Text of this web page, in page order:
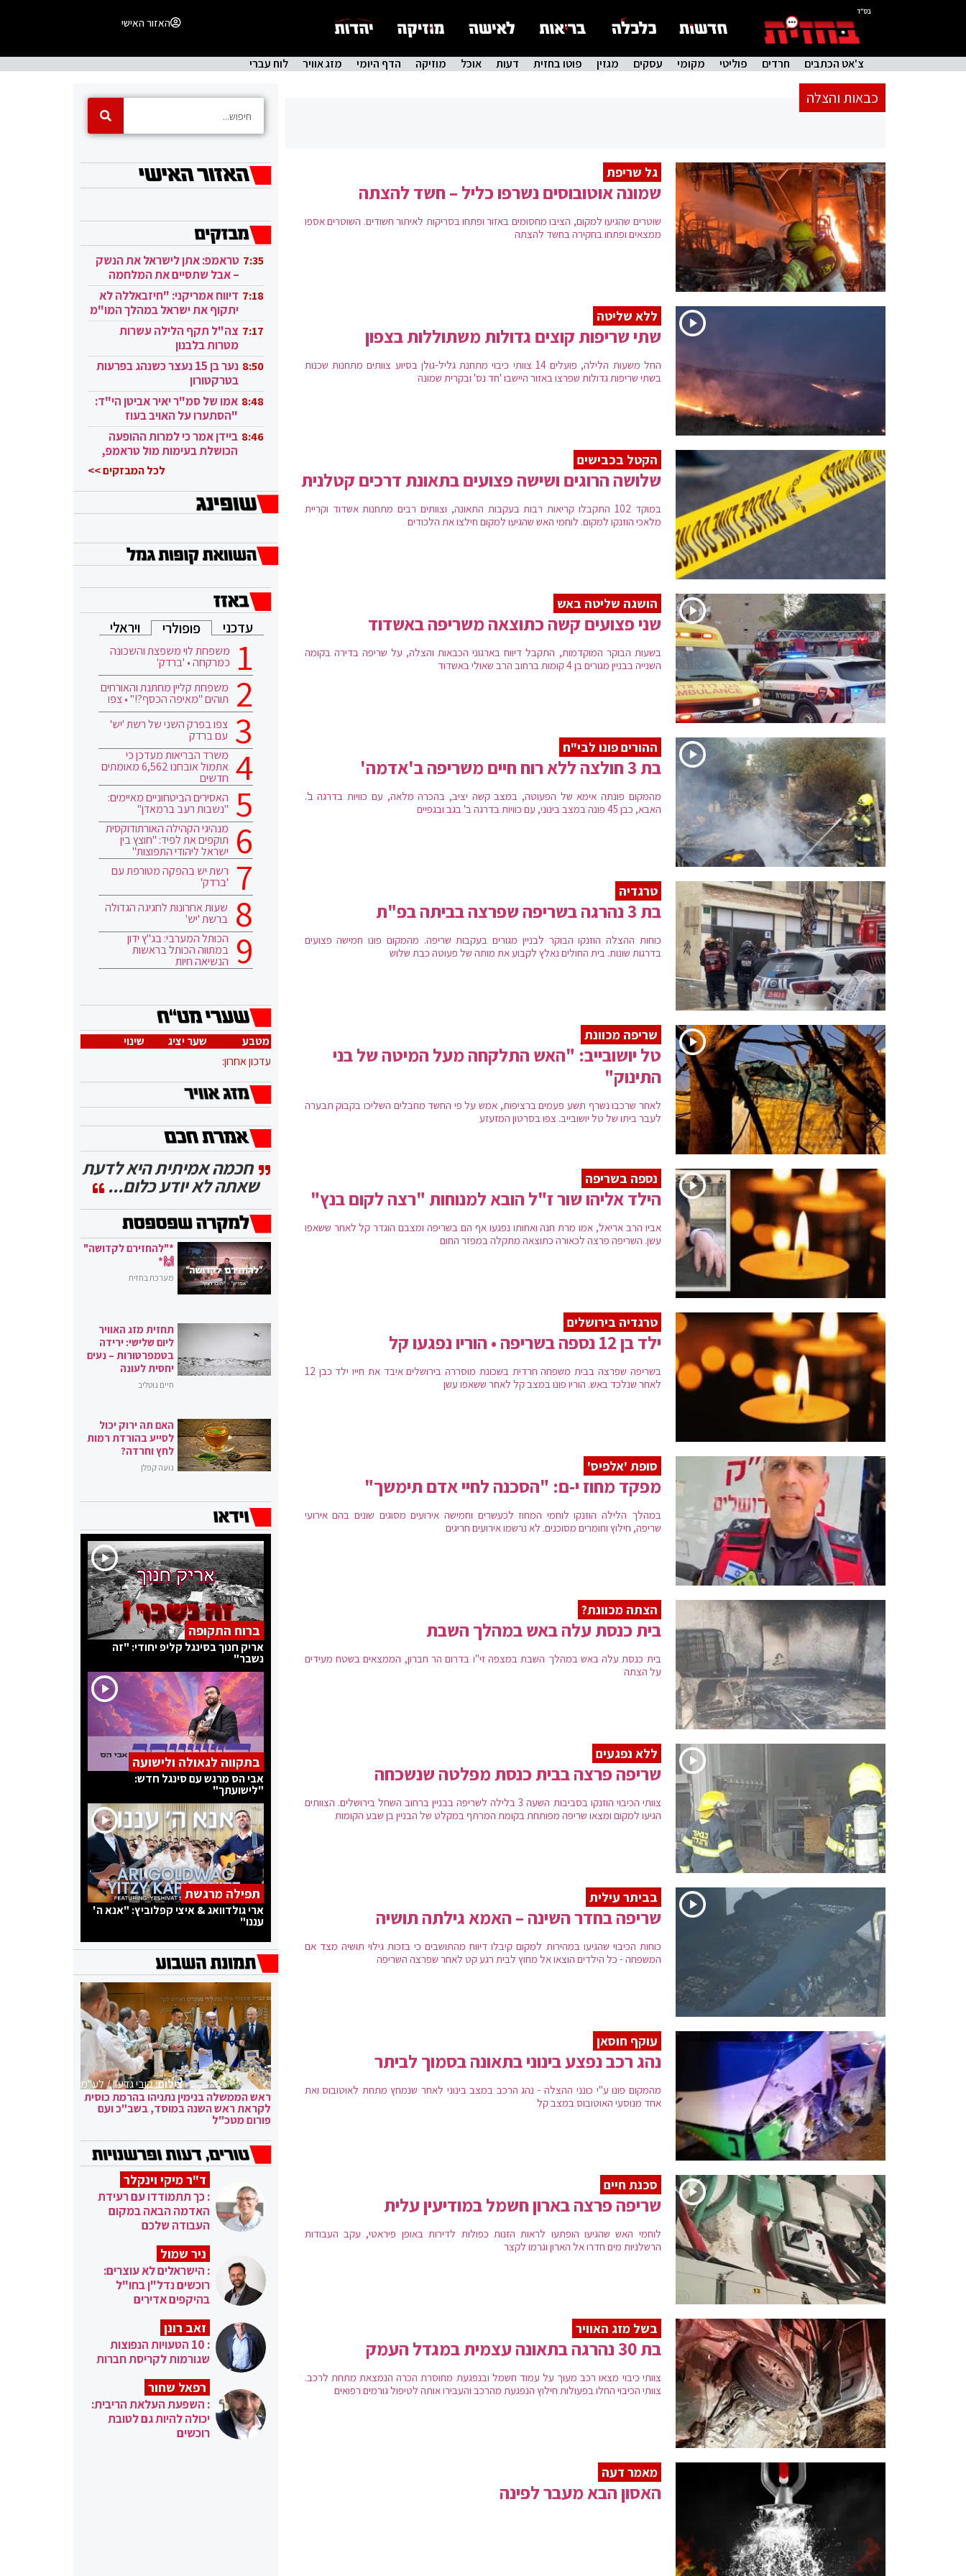
בס"ד
האזור האישי
צ'אט הכתבים חרדים פוליטי מקומי עסקים מגזין פוטו בחזית דעות אוכל מוזיקה הדף היומי מזג אוויר לוח עברי
כבאות והצלה
גל שריפת
שמונה אוטובוסים נשרפו כליל – חשד להצתה
שוטרים שהגיעו למקום, הציבו מחסומים באזור ופתחו בסריקות לאיתור חשודים. השוטרים אספו
ממצאים ופתחו בחקירה בחשד להצתה
ללא שליטה
שתי שריפות קוצים גדולות משתוללות בצפון
החל משעות הלילה, פועלים 14 צוותי כיבוי מתחנת גליל-גולן בסיוע צוותים מתחנות שכנות
בשתי שריפות גדולות שפרצו באזור היישבו 'חד נס' ובקרית שמונה
הקטל בכבישים
שלושה הרוגים ושישה פצועים בתאונת דרכים קטלנית
במוקד 102 התקבלו קריאות רבות בעקבות התאונה, וצוותים רבים מתחנות אשדוד וקריית
מלאכי הוזנקו למקום. לוחמי האש שהגיעו למקום חילצו את הלכודים
הושגה שליטה באש
שני פצועים קשה כתוצאה משריפה באשדוד
בשעות הבוקר המוקדמות, התקבל דיווח בארגוני הכבאות והצלה, על שריפה בדירה בקומה
השנייה בבניין מגורים בן 4 קומות ברחוב הרב שאולי באשדוד
ההורים פונו לבי"ח
בת 3 חולצה ללא רוח חיים משריפה ב'אדמה'
מהמקום פונתה אימא של הפעוטה, במצב קשה יציב, בהכרה מלאה, עם כוויות בדרגה ב'.
האבא, כבן 45 פונה במצב בינוני, עם כוויות בדרגה ב' בגב ובגפיים
טרגדיה
בת 3 נהרגה בשריפה שפרצה בביתה בפ"ת
כוחות ההצלה הוזנקו הבוקר לבניין מגורים בעקבות שריפה. מהמקום פונו חמישה פצועים
בדרגות שונות. בית החולים נאלץ לקבוע את מותה של פעוטה כבת שלוש
שריפה מכוונת
טל יושובייב: "האש התלקחה מעל המיטה של בני
התינוק"
לאחר שרכבו נשרף תשע פעמים ברציפות, אמש על פי החשד מחבלים השליכו בקבוק תבערה
לעבר ביתו של טל יושובייב. צפו בסרטון המזעזע
נספה בשריפה
הילד אליהו שור ז"ל הובא למנוחות "רצה לקום בנץ"
אביו הרב אריאל, אמו מרת חנה ואחותו נפגעו אף הם בשריפה ומצבם הוגדר קל לאחר ששאפו
עשן. השריפה פרצה לכאורה כתוצאה מתקלה במפזר החום
טרגדיה בירושלים
ילד בן 12 נספה בשריפה • הוריו נפגעו קל
בשריפה שפרצה בבית משפחה חרדית בשכונת מוסררה בירושלים איבד את חייו ילד כבן 12
לאחר שנלכד באש. הוריו פונו במצב קל לאחר ששאפו עשן
סופת 'אלפיס'
מפקד מחוז י-ם: "הסכנה לחיי אדם תימשך"
במהלך הלילה הוזנקו לוחמי המחוז לכעשרים וחמישה אירועים מסוגים שונים בהם אירועי
שריפה, חילוץ וחומרים מסוכנים. לא נרשמו אירועים חריגים
הצתה מכוונת?
בית כנסת עלה באש במהלך השבת
בית כנסת עלה באש במהלך השבת במצפה זי"ו בדרום הר חברון, הממצאים בשטח מעידים
על הצתה
ללא נפגעים
שריפה פרצה בבית כנסת מפלטה שנשכחה
צוותי הכיבוי הוזנקו בסביבות השעה 3 בלילה לשריפה בבניין ברחוב השחל בירושלים. הצוותים
הגיעו למקום ומצאו שריפה מפותחת בקומת המרתף במקלט של הבניין בן שבע הקומות
בביתר עילית
שריפה בחדר השינה – האמא גילתה תושיה
כוחות הכיבוי שהגיעו במהירות למקום קיבלו דיווח מהתושבים כי בזכות גילוי תושיה מצד אם
המשפחה - כל הילדים הוצאו אל מחוץ לבית רגע קט לאחר שפרצה השריפה
עוקף חוסאן
נהג רכב נפצע בינוני בתאונה בסמוך לביתר
מהמקום פונו ע"י כונני ההצלה - נהג הרכב במצב בינוני לאחר שנמחץ מתחת לאוטובוס ואת
אחד מנוסעי האוטובוס במצב קל
סכנת חיים
שריפה פרצה בארון חשמל במודיעין עלית
לוחמי האש שהגיעו הופתעו לראות הזנות כפולות לדירות באופן פיראטי, עקב העבודות
הרשלניות מים חדרו אל הארון וגרמו לקצר
בשל מזג האוויר
בת 30 נהרגה בתאונה עצמית במגדל העמק
צוותי כיבוי מצאו רכב מעוך על עמוד חשמל ובנפגעת מחוסרת הכרה הנמצאת מתחת לרכב.
צוותי הכיבוי החלו בפעולות חילוץ הנפגעת מהרכב והעבירו אותה לטיפול גורמים רפואים
מאמר דעה
האסון הבא מעבר לפינה
7:35 טראמפ: אתן לישראל את הנשק
– אבל שתסיים את המלחמה
בעזה 7:18 דיווח אמריקני: "חיזבאללה לא
יתקוף את ישראל במהלך המו"מ
בקטאר" 7:17 צה"ל תקף הלילה עשרות
מטרות בלבנון
8:50
נער בן 15 נעצר כשנהג בפרעות
בטרקטורון
8:48 אמו של סמ"ר יאיר אביטן הי"ד:
"הסתערו על האויב בעוז
ובגבורה" 8:46 ביידן אמר כי למרות ההופעה
הכושלת בעימות מול טראמפ,
לכל המבזקים >>
עדכני פופולרי ויראלי
משפחת לוי משפצת והשכונה
כמרקחה • 'ברדק'
משפחת קליין מחתנת והאורחים
תוהים "מאיפה הכסף?!" • צפו
צפו בפרק השני של רשת 'יש'
עם ברדק
משרד הבריאות מעדכן כי
אתמול אובחנו 6,562 מאומתים
חדשים
האסירים הביטחוניים מאיימים:
"נשבות רעב ברמאדן"
מנהיגי הקהילה האורתודוקסית
תוקפים את לפיד: "חוצץ בין
ישראל ליהודי התפוצות"
רשת יש בהפקה מטורפת עם
'ברדק'
שעות אחרונות לחגיגה הגדולה
ברשת 'יש'
הכותל המערבי: בג"ץ ידון
במתווה הכותל בראשות
הנשיאה חיות
מטבע שער יציג
שינוי
עדכון אחרון:
חכמה אמיתית היא לדעת
שאתה לא יודע כלום...
*"להחזירם לקדושה"
🙌*
מערכת בחזית
תחזית מזג האוויר
ליום שלישי: ירידה
בטמפרטורות – נעים
יחסית לעונה
חיים גוטליב
האם תה ירוק יכול
לסייע בהורדת רמות
לחץ וחרדה?
נועה קפלן
ברוח התקופה
אריק חנוך בסינגל קליפ יחודי: "זה
נשבר"
בתקווה לגאולה ולישועה
אבי הס מרגש עם סינגל חדש:
"לישועתך"
תפילה מרגשת
ארי גולדוואג & איצי קפלוביץ: "אנא ה'
עננו"
צילום:קובי גדעון / לע"מ
ראש הממשלה בנימין נתניהו בהרמת כוסית
לקראת ראש השנה במוסד, בשב"כ ועם
פורום מטכ"ל
ד"ר מיקי וינקלר
: כך תתמודדו עם רעידת
האדמה הבאה במקום
העבודה שלכם
ניר שמול
: הישראלים לא עוצרים:
רוכשים נדל"ן בחו"ל
בהיקפים אדירים
זאב רונן
: 10 הטעויות הנפוצות
שגורמות לקריסת חברות
רפאל שחור
: השפעת העלאת הריבית:
יכולה להיות גם לטובת
רוכשים